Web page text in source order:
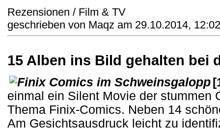
Rezensionen / Film & TV
geschrieben von Maqz am 29.10.2014,
15 Alben ins Bild gehalten bei
einmal ein Silent Movie der stummen
Thema Finix-Comics. Neben 14
Am Gesichtsausdruck leicht zu